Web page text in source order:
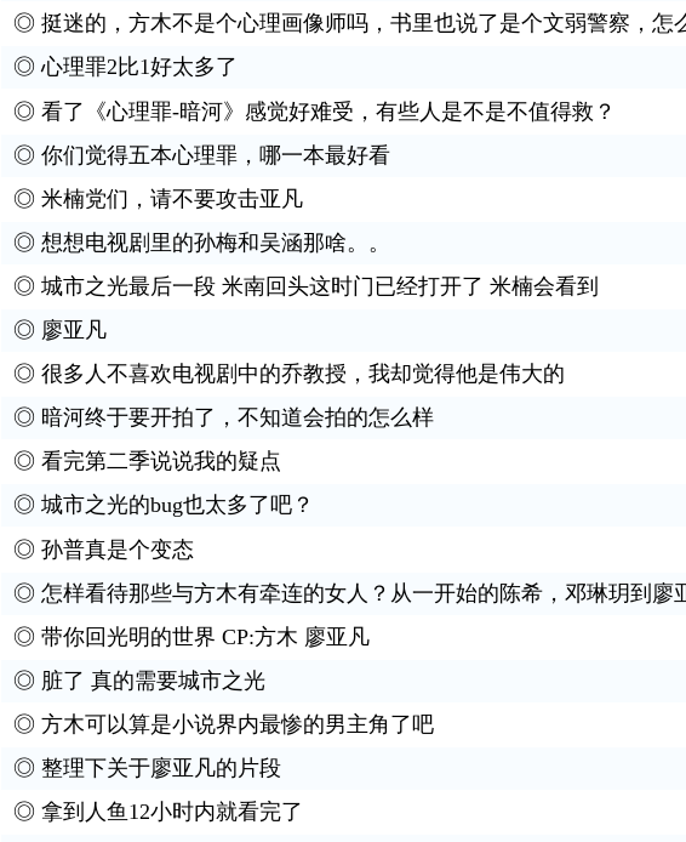
◎ 挺迷的，方木不是个心理画像师吗，书里也说了是个文弱警察，怎
◎心理罪2比1好太多了
◎ 看了《心理罪-暗河》感觉好难受，有些人是不是不值得救？
◎ 你们觉得五本心理罪，哪一本最好看
◎ 米楠党们，请不要攻击亚凡
◎ 想想电视剧里的孙梅和吴涵那啥。。
◎ 城市之光最后一段 米南回头这时门已经打开了 米楠会看到
◎ 廖亚凡
◎ 很多人不喜欢电视剧中的乔教授，我却觉得他是伟大的
◎ 暗河终于要开拍了，不知道会拍的怎么样
◎ 看完第二季说说我的疑点
◎ 城市之光的bug也太多了吧？
◎ 孙普真是个变态
◎ 怎样看待那些与方木有牵连的女人？从一开始的陈希，邓琳玥到廖
◎ 带你回光明的世界 CP:方木 廖亚凡
◎ 脏了 真的需要城市之光
◎ 方木可以算是小说界内最惨的男主角了吧
◎ 整理下关于廖亚凡的片段
◎ 拿到人鱼12小时内就看完了